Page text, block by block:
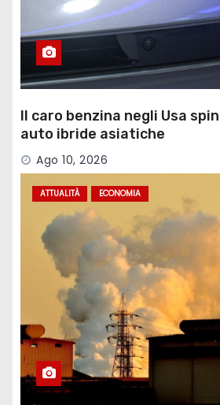
Il caro benzina negli Usa
auto ibride asiatiche
Ago 10, 2026
ATTUALITÀ ECONOMIA